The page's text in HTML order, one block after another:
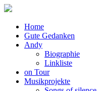
Home
Gute Gedanken
Andy
Biographie
Linkliste
on Tour
Musikprojekte